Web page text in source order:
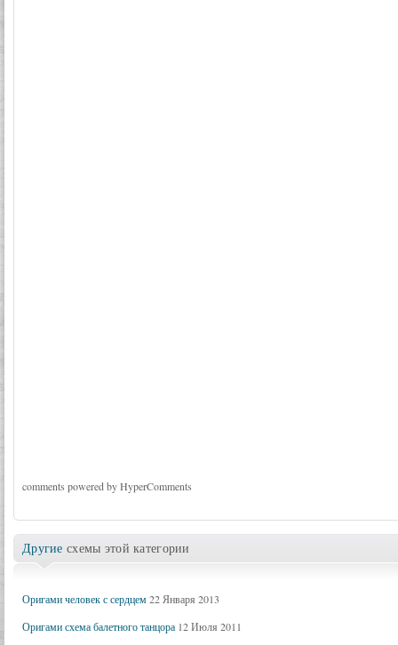
comments powered by HyperComments
Другие схемы этой категории
Оригами человек с сердцем22 Января 2013
Оригами схема балетного танцора 12 Июля 2011